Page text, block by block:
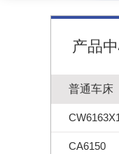
产品
普通车床
CA6150